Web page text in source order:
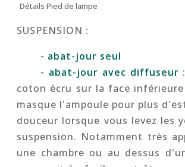
Détails Pied de lampe
SUSPENSION :
- abat-jour seul
- abat-jour avec diffuseur
coton écru sur la face
masque l'ampoule pour plus
douceur lorsque vous levez les
suspension. Notamment très
une chambre ou au dessus